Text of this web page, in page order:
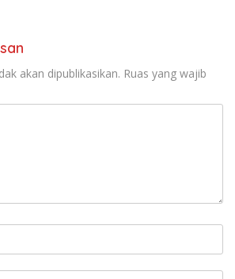
Baru.
akan dipublikasikan. Ruas yang wajib